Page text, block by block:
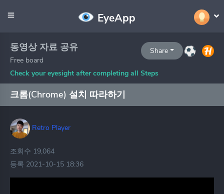
EyeApp
Share
동영상 자료 공유
Free board
Check your eyesight after completing all Steps
크롬(Chrome) 설치 따라하기
Retro Player
조회수 19,064
등록 2021-10-15 18:36